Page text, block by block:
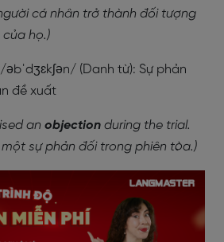
cá nhân trở thành đối tượng
họ.)
/əbˈdʒɛkʃən/ (Danh từ): Sự phản
đề xuất
an objection during the trial.
sự phản đối trong phiên tòa.)